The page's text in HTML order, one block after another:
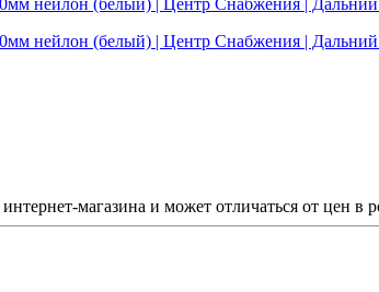
магазина и может отличаться от цен в